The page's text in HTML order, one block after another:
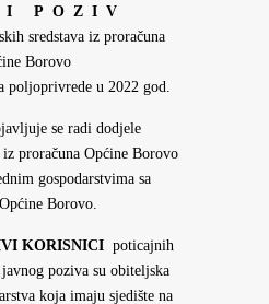
I P O Z I V
sredstava iz proračuna
Borovo
poljoprivrede u 2022 god.
se radi dodjele
iz proračuna Općine Borovo
gospodarstvima sa
Borovo.
KORISNICI poticajnih
poziva su obiteljska
koja imaju sjedište na